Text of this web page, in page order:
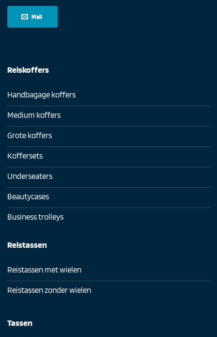
Mail
Reiskoffers
Handbagage koffers
Medium koffers
Grote koffers
Koffersets
Underseaters
Beautycases
Business trolleys
Reistassen
Reistassen met wielen
Reistassen zonder wielen
Tassen